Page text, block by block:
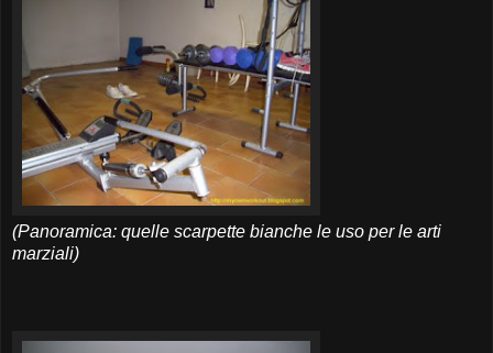
(Panoramica: quelle scarpette bianche le uso per le arti
marziali)